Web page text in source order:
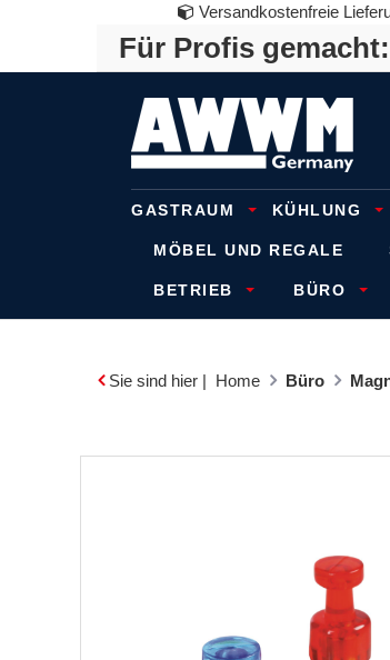
Versandkostenfreie
Für Profis gemacht:
GASTRAUM KÜHLUNG
MÖBEL UND REGALE
BETRIEB BÜRO
Sie sind hier | Home Büro